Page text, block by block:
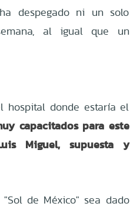
despegado ni un solo
al igual que un
hospital donde estaría el
capacitados para este
Miguel, supuesta y
de México" sea dado